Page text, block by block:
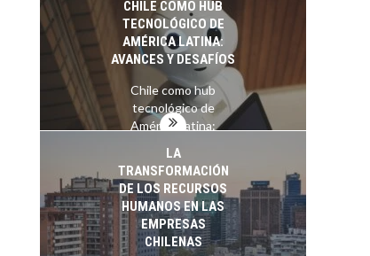
CHILE COMO HUB
TECNOLÓGICO DE
AMÉRICA LATINA:
AVANCES Y DESAFÍOS
Chile como hub
tecnológico de
América Latina:
LA
TRANSFORMACIÓN
DE LOS RECURSOS
HUMANOS EN LAS
EMPRESAS
CHILENAS